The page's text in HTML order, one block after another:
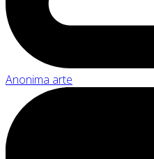
Anonima arte